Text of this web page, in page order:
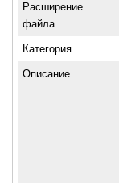
Расширение
файла
Категория
Описание